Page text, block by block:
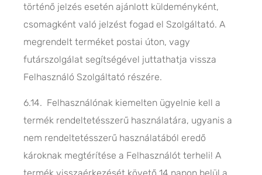
történő jelzés esetén ajánlott küldeményként,
csomagként való jelzést fogad el Szolgáltató. A
megrendelt terméket postai úton, vagy
futárszolgálat segítségével juttathatja vissza
Felhasználó Szolgáltató részére.
6.14. Felhasználónak kiemelten ügyelnie kell a
termék rendeltetésszerű használatára, ugyanis a
nem rendeltetésszerű használatából eredő
károknak megtérítése a Felhasználót terheli! A